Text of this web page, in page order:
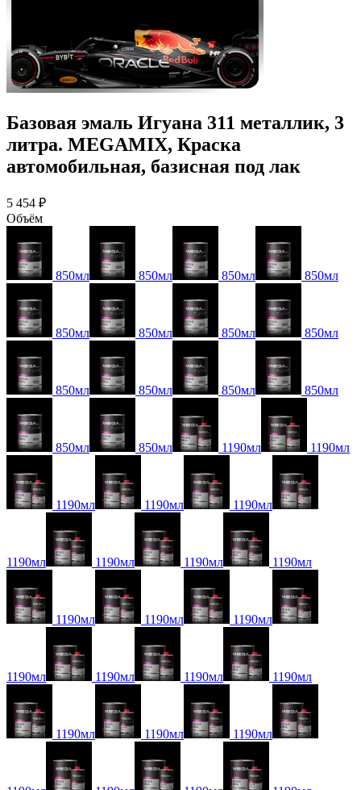
Базовая эмаль Игуана 311 металлик, 3
литра. MEGAMIX, Краска
автомобильная, базисная под лак
5 454 ₽
Объём
850мл 850мл 850мл 850мл
850мл 850мл 850мл 850мл
850мл 850мл 850мл 850мл
850мл 850мл 1190мл 1190мл
1190мл 1190мл 1190мл
1190мл 1190мл 1190мл 1190мл
1190мл 1190мл 1190мл
1190мл 1190мл 1190мл 1190мл
1190мл 1190мл 1190мл